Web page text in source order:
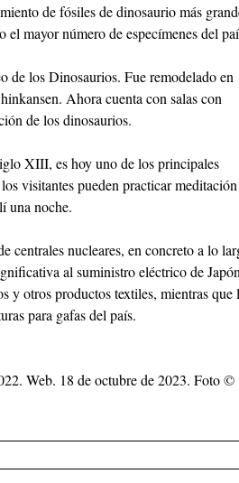
de fósiles de dinosaurio más
el mayor número de especímenes del
de los Dinosaurios. Fue remodelado en
Ahora cuenta con salas con
de los dinosaurios.
XIII, es hoy uno de los principales
visitantes pueden practicar meditación
una noche.
centrales nucleares, en concreto a lo
al suministro eléctrico de
y otros productos textiles, mientras que
para gafas del país.
Web. 18 de octubre de 2023. Foto ©